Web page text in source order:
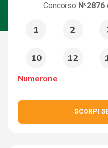
Concorso Nº2876
1 2
10 12
Numerone
SCORPI